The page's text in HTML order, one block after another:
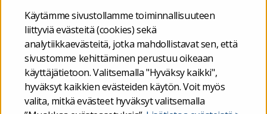
Käytämme sivustollamme toiminnallisuuteen
liittyviä evästeitä (cookies) sekä
analytiikkaevästeitä, jotka mahdollistavat sen, että
sivustomme kehittäminen perustuu oikeaan
käyttäjätietoon. Valitsemalla "Hyväksy kaikki",
hyväksyt kaikkien evästeiden käytön. Voit myös
valita, mitkä evästeet hyväksyt valitsemalla
tietoalueiden tietosisällöt
Valtiokonttorin ja Valtion talous- ja
henkilöstöhallinnon palvelukeskuksen lakisääteisenä
tehtävänä on analysointi- ja raportointipalveluiden
tuottaminen. Valtiokonttori tuottaa palveluita